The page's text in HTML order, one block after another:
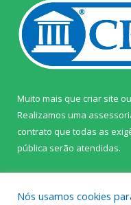
Muito mais que criar site ou
Realizamos uma
contrato que todas as
pública serão atendidas.
Nós usamos cookies